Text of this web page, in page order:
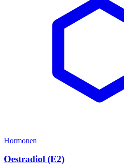
Hormonen
Oestradiol (E2)